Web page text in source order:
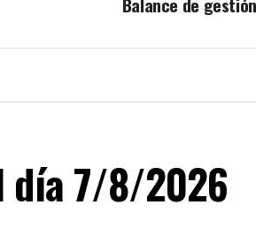
día 7/8/2026